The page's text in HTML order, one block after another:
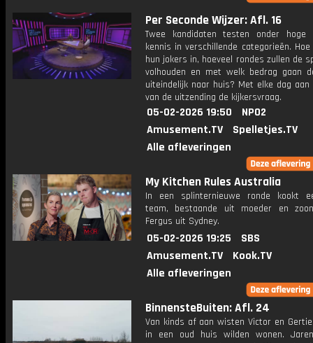
Per Seconde Wijzer: Afl. 16
Twee kandidaten testen onder hoge
kennis in verschillende categorieën.
hun jokers in, hoeveel rondes zullen de
volhouden en met welk bedrag gaan
uiteindelijk naar huis? Met elke dag
van de uitzending de kijkersvraag.
05-02-2026 19:50
NPO2
Amusement.TV
Spelletjes.TV
Alle afleveringen
My Kitchen Rules Australia
In een splinternieuwe ronde kookt
team, bestaande uit moeder en
Fergus uit Sydney.
05-02-2026 19:25
SBS
Amusement.TV
Kook.TV
Alle afleveringen
BinnensteBuiten: Afl. 24
Van kinds af aan wisten Victor en
in een oud huis wilden wonen.